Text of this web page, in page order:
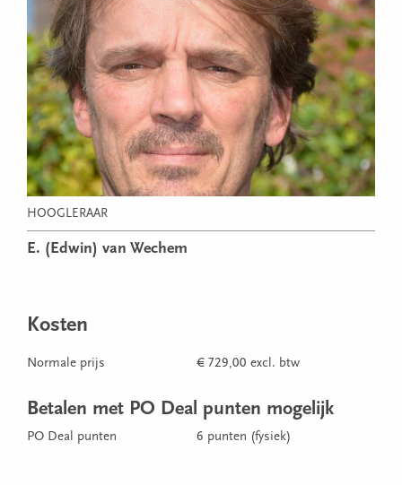
HOOGLERAAR
E. (Edwin) van Wechem
Kosten
Normale prijs € 729,00 excl. btw
Betalen met PO Deal punten mogelijk
PO Deal punten 6 punten (fysiek)